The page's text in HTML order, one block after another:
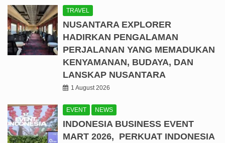
TRAVEL
NUSANTARA EXPLORER
HADIRKAN PENGALAMAN
PERJALANAN YANG MEMADUKAN
KENYAMANAN, BUDAYA, DAN
LANSKAP NUSANTARA
1 August 2026
EVENT NEWS
INDONESIA BUSINESS EVENT
MART 2026, PERKUAT INDONESIA